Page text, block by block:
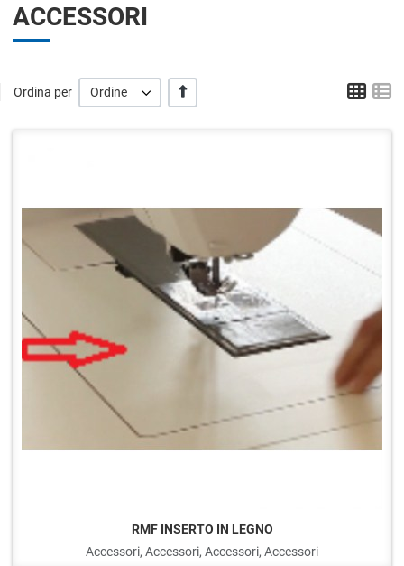
ACCESSORI
Ordina per Ordine +/- Grid
RMF INSERTO IN LEGNO
Accessori, Accessori, Accessori, Accessori